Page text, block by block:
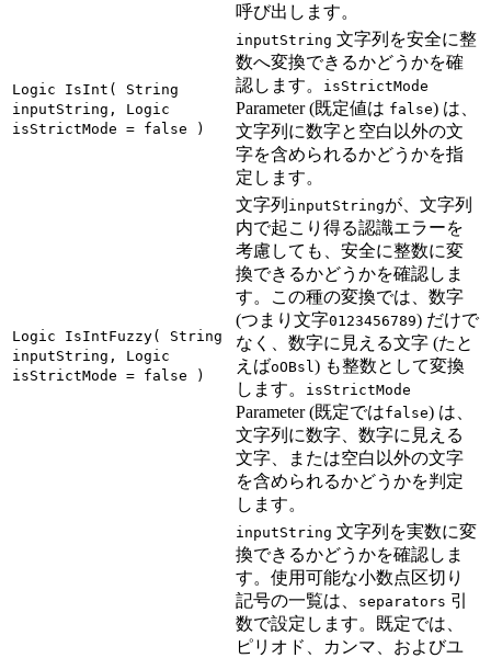
呼び出します。
Logic IsInt( String
inputString, Logic
isStrictMode = false )
inputString 文字列を安全に整
数へ変換できるかどうかを確
認します。
isStrictMode
Parameter (既定値は false) は、
文字列に数字と空白以外の文
字を含められるかどうかを指
定します。
Logic IsIntFuzzy( String
inputString, Logic
isStrictMode = false )
文字列 inputStringが、文字列
内で起こり得る認識エラーを
考慮しても、安全に整数に変
換できるかどうかを確認しま
す。この種の変換では、数字
(つまり文字0123456789) だけで
なく、数字に見える文字 (たと
えばoOBsl ) も整数として変換
します。
isStrictMode
Parameter (既定ではfalse) は、
文字列に数字、数字に見える
文字、または空白以外の文字
を含められるかどうかを判定
します。
inputString 文字列を実数に変
換できるかどうかを確認しま
す。使用可能な小数点区切り
記号の一覧は、
separators 引
数で設定します。既定では、
ピリオド、カンマ、およびユ